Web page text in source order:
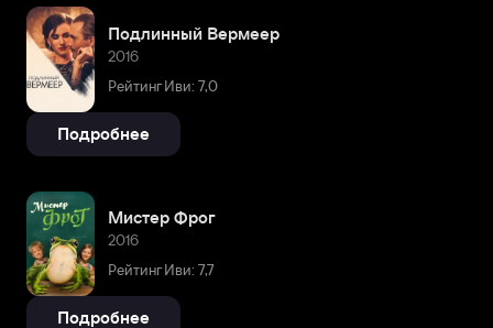
Подлинный Вермеер
2016
Рейтинг Иви: 7,0
Подробнее
Мистер Фрог
2016
Рейтинг Иви: 7,7
Подробнее